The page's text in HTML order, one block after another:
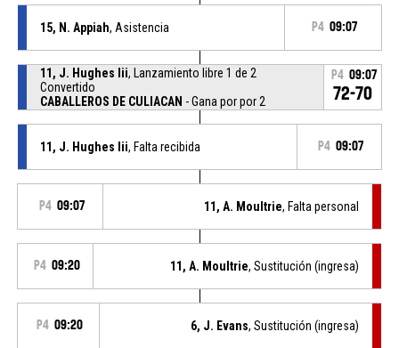
15, N. Appiah, Asistencia P4 09:07
11, J. Hughes Iii, Lanzamiento libre 1 de 2
Convertido
CABALLEROS DE CULIACAN - Gana por por 2
P4 09:07
72-70
11, J. Hughes Iii, Falta recibida P4 09:07
P4 09:07 11, A. Moultrie, Falta personal
P4 09:20 11, A. Moultrie, Sustitución (ingresa)
P4 09:20 6, J. Evans, Sustitución (ingresa)